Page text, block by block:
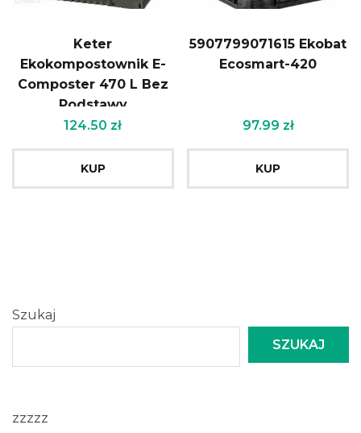
Keter
Ekokompostownik E-
Composter 470 L Bez
Podstawy
124.50 zł
KUP
5907799071615 Ekobat
Ecosmart-420
97.99 zł
KUP
Szukaj
SZUKAJ
zzzzz